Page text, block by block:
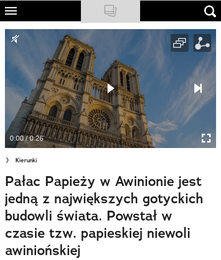
Skip
main
NATIONAL GEOGRAPHIC
PODCASTY
Sklep
Newsletter
Cuda Polski
Wielki Konkurs Fotograficzny
Trendbook Podróżniczy
Polecane
0:00 / 0:26
Kierunki
Pałac Papieży w Awinionie jest
jedną z największych gotyckich
budowli świata. Powstał w
czasie tzw. papieskiej niewoli
awiniońskiej